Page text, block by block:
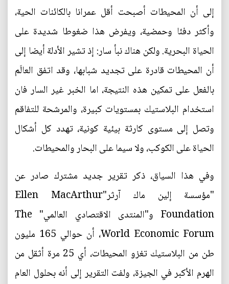
إلى أن المحيطات أصبحت أقل عمرانا بالكائنات الحية،
وأكثر دفئا وحمضية، ويفرض هذا ضغوطا شديدة على
الحياة البحرية. ولكن هناك نبأ سار: إذ تشير الأدلة أيضا إلى
أن المحيطات قادرة على تجديد شبابها، وقد اتفق العالَم
بالفعل على تمكين هذه النتيجة، اما الخبر غير السار فان
استخدام البلاستيك بمستويات كبيرة، والمرشحة للتفاقم
وتصل إلى مستوى كارثة بيئية كونية، تهدد كل أشكال
الحياة على الكوكب، ولا سيما على البحار والمحيطات.
وفي هذا السياق، ذكر تقرير جديد مشترك صادر عن
"مؤسسة إلين ماك آرثر"Ellen MacArthur
Foundation و"المنتدى الاقتصادي العالمي" The
World Economic Forum، أن حوالي 165 مليون
طن من البلاستيك تغزو المحيطات، أي 25 مرة أثقل من
الهرم الأكبر في الجيزة، ولفت التقرير إلى أنه بحلول العام